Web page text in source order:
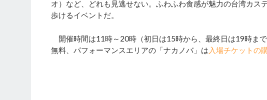
オ）など、どれも見逃せない。ふわふわ食感が魅力の台湾カ
歩けるイベントだ。
開催時間は11時～20時（初日は15時から、最終日は19時ま
無料、パフォーマンスエリアの「ナカノバ」は 入場チケットの